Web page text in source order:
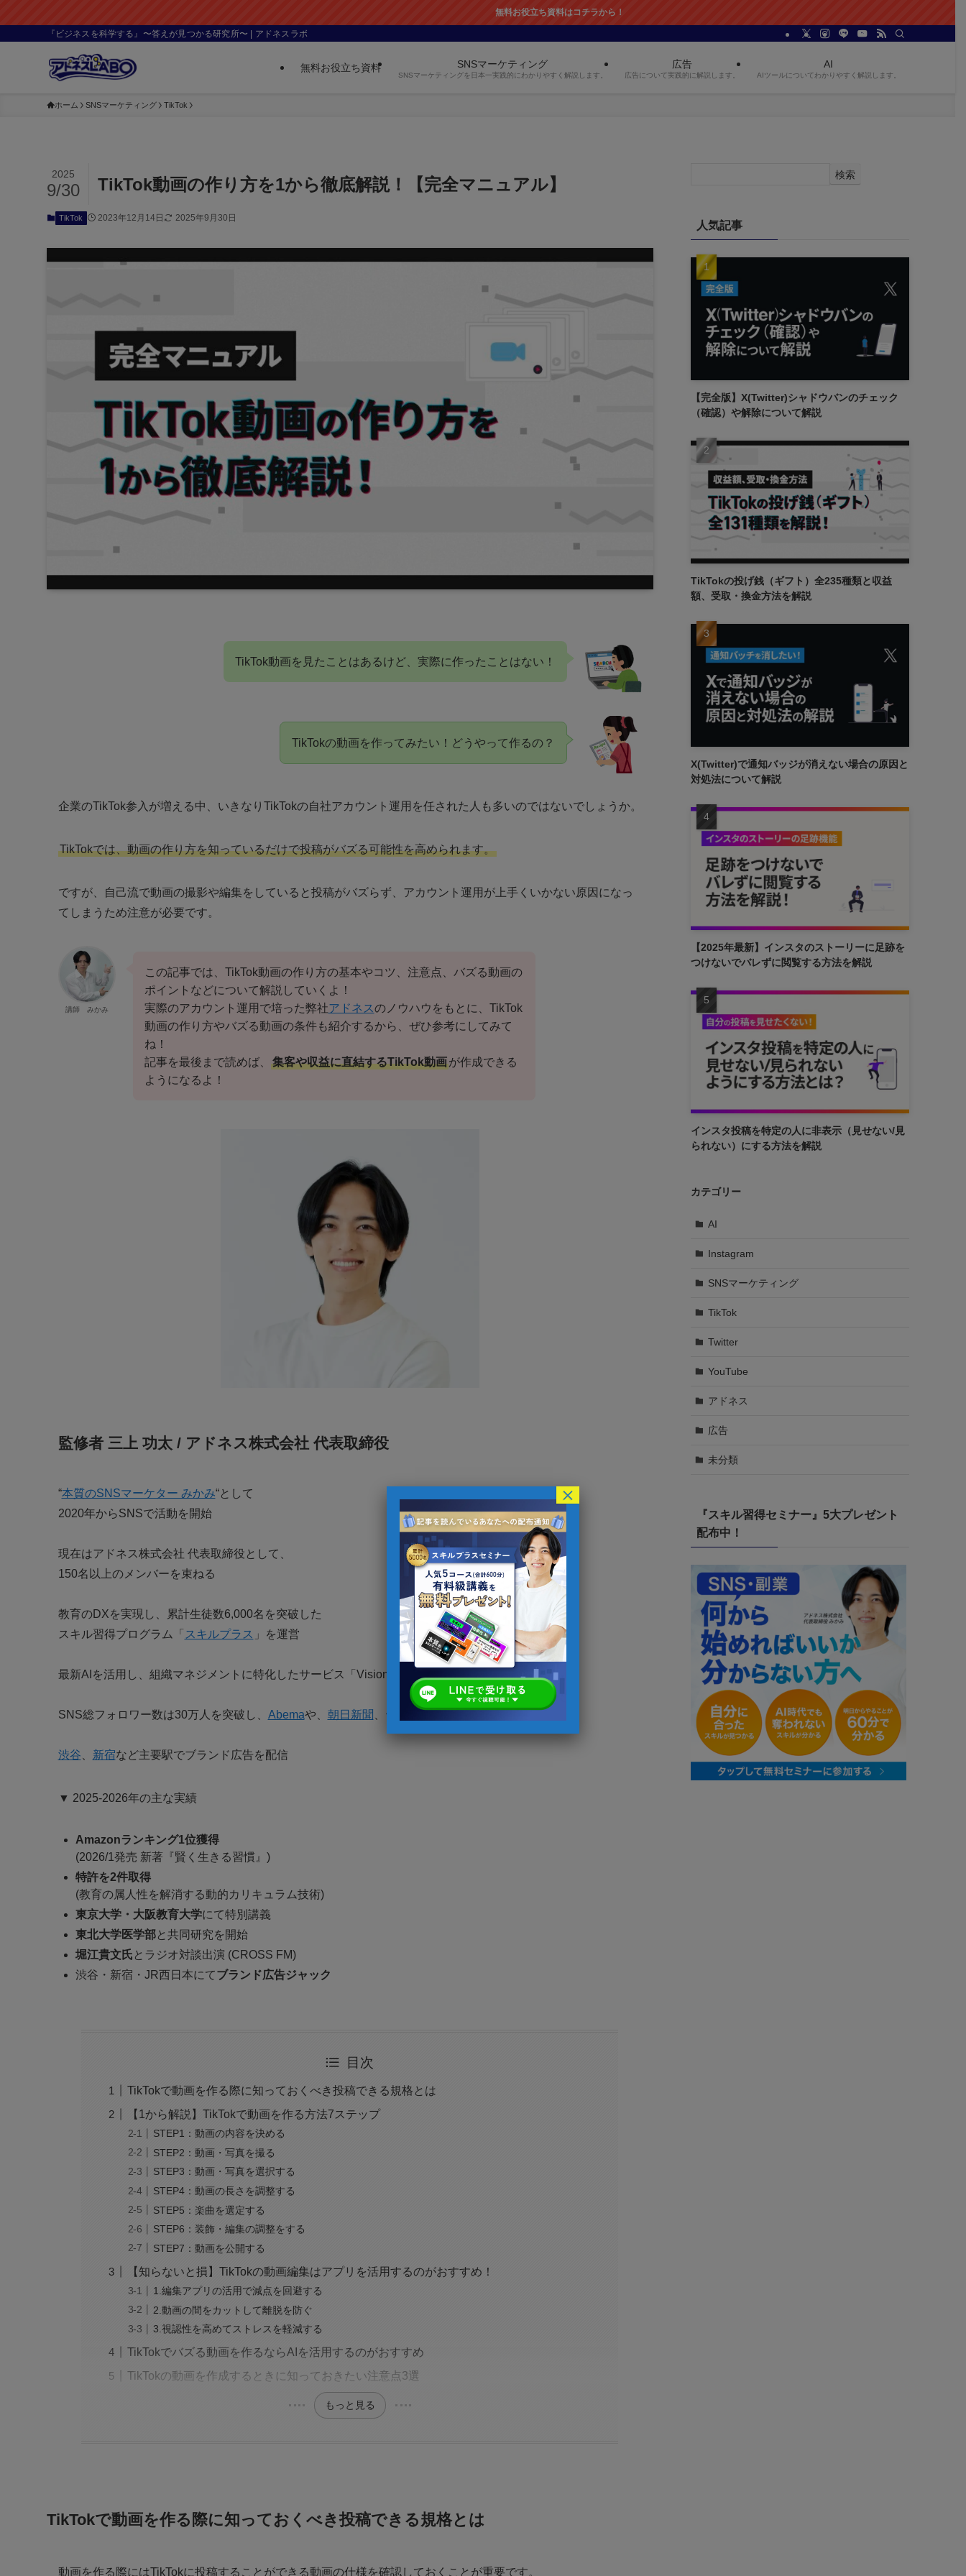
無料お役立ち資料はコチラから！
『ビジネスを科学する』〜答えが見つかる研究所〜 | アドネスラボ
無料お役立ち資料 SNSマーケティング
SNSマーケティングを日本一実践的にわかりやすく解説します。
広告
広告について実践的に解説します。
AI
AIツールについてわかりやすく解説します。
ホーム SNSマーケティング TikTok
TikTok動画の作り方を1から徹底解説！【完全マニュアル】
2025
9/30
TikTok 2023年12月14日 2025年9月30日
TikTok動画を見たことはあるけど、実際に作ったことはない！
TikTokの動画を作ってみたい！どうやって作るの？
企業のTikTok参入が増える中、いきなりTikTokの自社アカウント運用を任された人も多いのではないでしょうか。
TikTokでは、動画の作り方を知っているだけで投稿がバズる可能性を高められます。
ですが、自己流で動画の撮影や編集をしていると投稿がバズらず、アカウント運用が上手くいかない原因になっ
てしまうため注意が必要です。
講師 みかみ
この記事では、TikTok動画の作り方の基本やコツ、注意点、バズる動画の
ポイントなどについて解説していくよ！
実際のアカウント運用で培った弊社アドネスのノウハウをもとに、TikTok
動画の作り方やバズる動画の条件も紹介するから、ぜひ参考にしてみて
ね！
記事を最後まで読めば、
集客や収益に直結するTikTok動画が作成できる
ようになるよ！
監修者 三上 功太 / アドネス株式会社 代表取締役
“本質のSNSマーケター みかみ“として
2020年からSNSで活動を開始
現在はアドネス株式会社 代表取締役として、
150名以上のメンバーを束ねる
教育のDXを実現し、累計生徒数6,000名を突破した
スキル習得プログラム「 スキルプラス 」を運営
最新AIを活用し、組織マネジメントに特化したサービス「VisionToDo」を独自開発
SNS総フォロワー数は30万人を突破し、 Abemaや、 朝日新聞 、テレビなど多数のメディアに掲載
渋谷 新宿など主要駅でブランド広告を配信
▼ 2025-2026年の主な実績
Amazonランキング1位獲得
(2026/1発売 新著『賢く生きる習慣』)
特許を2件取得
(教育の属人性を解消する動的カリキュラム技術)
東京大学・大阪教育大学にて特別講義
東北大学医学部と共同研究を開始
堀江貴文氏 とラジオ対談出演 (CROSS FM)
渋谷・新宿・JR西日本にてブランド広告ジャック
目次
TikTokで動画を作る際に知っておくべき投稿できる規格とは
【1から解説】TikTokで動画を作る方法7ステップ
STEP1：動画の内容を決める
STEP2：動画・写真を撮る
STEP3：動画・写真を選択する
STEP4：動画の長さを調整する
STEP5：楽曲を選定する
STEP6：装飾・編集の調整をする
STEP7：動画を公開する
【知らないと損】TikTokの動画編集はアプリを活用するのがおすすめ！
1.編集アプリの活用で減点を回避する
2.動画の間をカットして離脱を防ぐ
3.視認性を高めてストレスを軽減する
TikTokでバズる動画を作るならAIを活用するのがおすすめ
TikTokの動画を作成するときに知っておきたい注意点3選
もっと見る
TikTokで動画を作る際に知っておくべき投稿できる規格とは
動画を作る際にはTikTokに投稿することができる動画の仕様を確認しておくことが重要です。
検索
人気記事
【完全版】X(Twitter)シャドウバンのチェック
（確認）や解除について解説
TikTokの投げ銭（ギフト）全235種類と収益
額、受取・換金方法を解説
X(Twitter)で通知バッジが消えない場合の原因と
対処法について解説
【2025年最新】インスタのストーリーに足跡を
つけないでバレずに閲覧する方法を解説
インスタ投稿を特定の人に非表示（見せない/見
られない）にする方法を解説
カテゴリー
AI
Instagram
SNSマーケティング
TikTok
Twitter
YouTube
アドネス
広告
未分類
『スキル習得セミナー』5大プレゼント
配布中！
×